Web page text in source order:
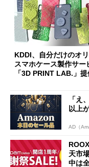
KDDI、自分だけのオ
スマホケース製作サー
「3D PRINT LAB.」
「え
以上
AD（
天市
中は